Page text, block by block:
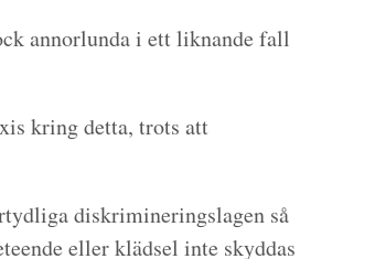
annorlunda i ett liknande fall
kring detta, trots att
diskrimineringslagen så
eller klädsel inte skyddas